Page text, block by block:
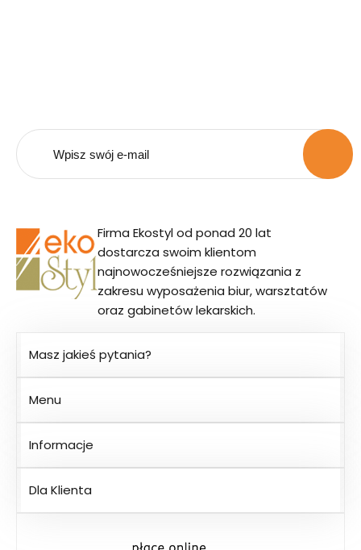
Firma Ekostyl od ponad 20 lat
dostarcza swoim klientom
najnowocześniejsze rozwiązania z
zakresu wyposażenia biur, warsztatów
oraz gabinetów lekarskich.
Masz jakieś pytania?
Menu
Informacje
Dla Klienta